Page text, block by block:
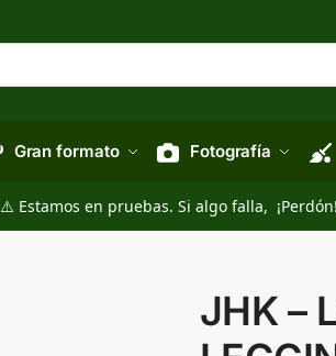
Gran formato Fotografía
⚠️ Estamos en pruebas. Si algo falla,
JHK –